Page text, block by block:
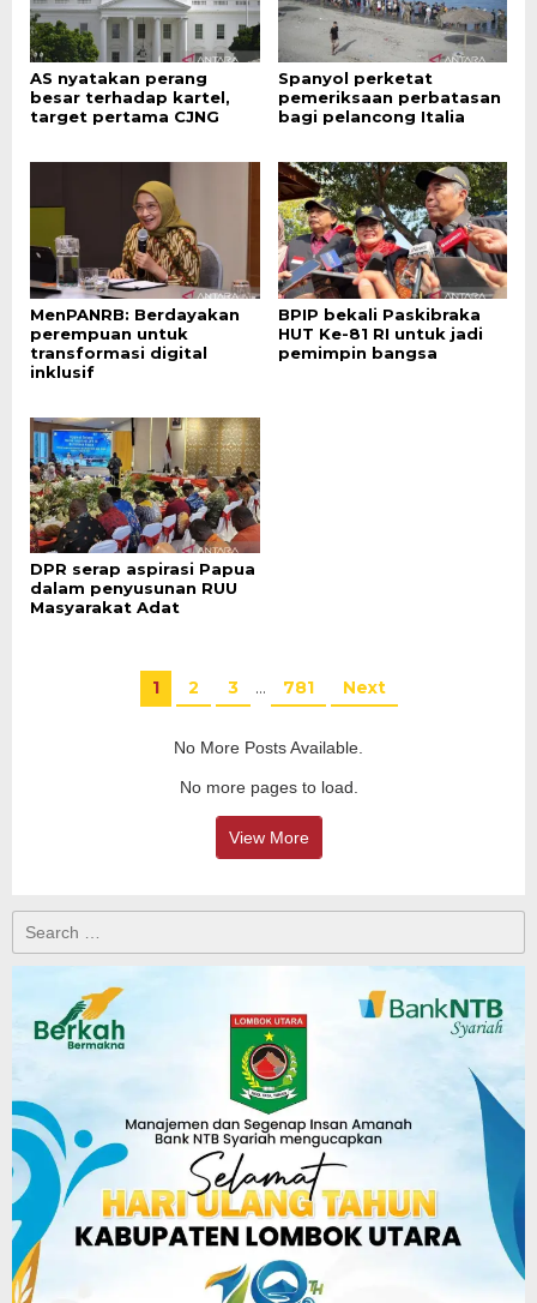
AS nyatakan perang
besar terhadap kartel,
target pertama CJNG
Spanyol perketat
pemeriksaan perbatasan
bagi pelancong Italia
MenPANRB: Berdayakan
perempuan untuk
transformasi digital
inklusif
BPIP bekali Paskibraka
HUT Ke-81 RI untuk jadi
pemimpin bangsa
DPR serap aspirasi Papua
dalam penyusunan RUU
Masyarakat Adat
1 2 3 … 781 Next
No More Posts Available.
No more pages to load.
View More
for: